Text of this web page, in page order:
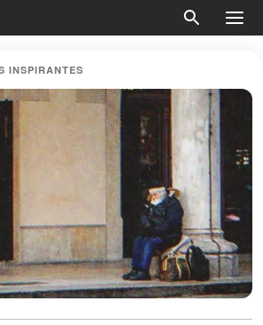
INSPIRANTES